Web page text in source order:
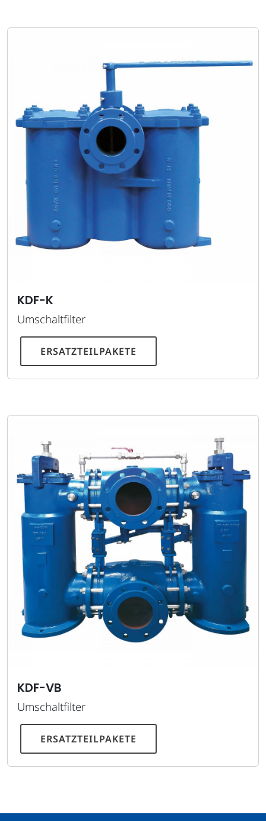
KDF-K
Umschaltfilter
ERSATZTEILPAKETE
KDF-VB
Umschaltfilter
ERSATZTEILPAKETE